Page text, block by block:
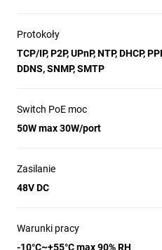
Protokoły
TCP/IP, P2P, UPnP, NTP, DHCP,
DDNS, SNMP, SMTP
Switch PoE moc
50W max 30W/port
Zasilanie
48V DC
Warunki pracy
-10°C~+55°C max 90% RH